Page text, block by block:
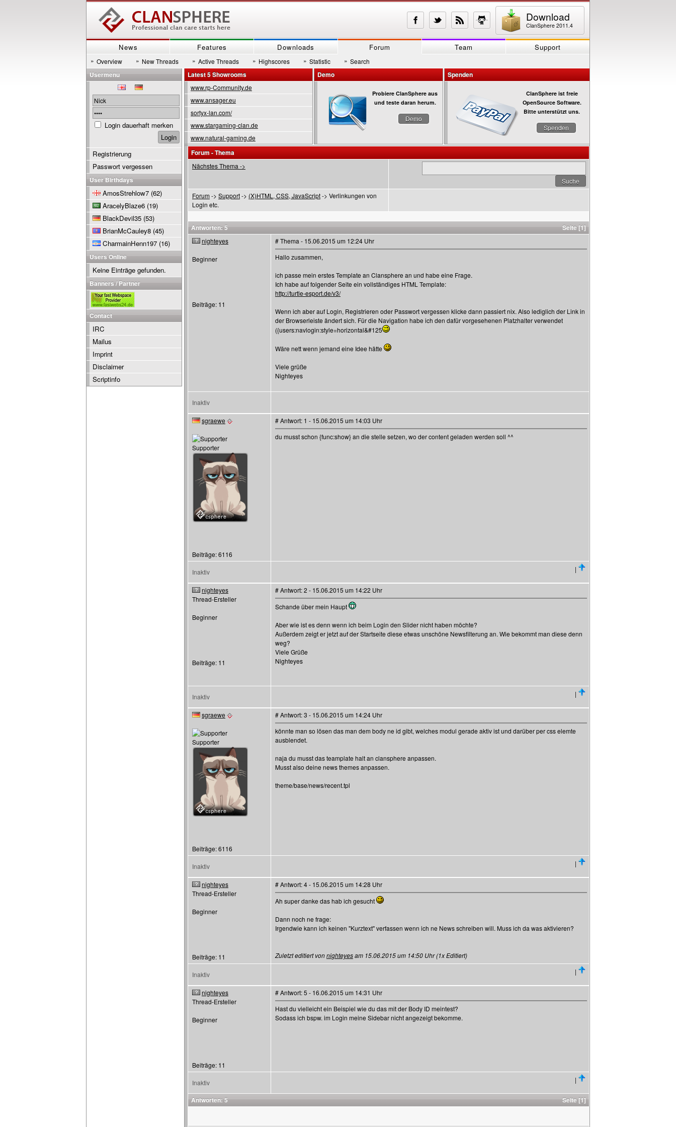
Download
ClanSphere 2011.4
News Features Downloads Forum Team Support
» Overview » New Threads » Active Threads » Highscores » Statistic » Search
Latest 5 Showrooms
www.rp-Community.de
www.ansager.eu
sortyx-lan.com/
www.stargaming-clan.de
www.natural-gaming.de
Demo
Probiere ClanSphere aus
und teste daran herum.
Demo
Spenden
ClanSphere ist freie
OpenSource Software.
Bitte unterstützt uns.
Spenden
Forum - Thema
Nächstes Thema ->
Forum-> Support-> (X)HTML, CSS, JavaScript-> Verlinkungen von
Login etc.
Antworten: 5 Seite [1]
nighteyes
Beginner
Beiträge: 11
# Thema - 15.06.2015 um 12:24 Uhr
Hallo zusammen,
ich passe mein erstes Template an Clansphere an und habe eine Frage.
Ich habe auf folgender Seite ein vollständiges HTML Template:
http://turtle-esport.de/v3/
Wenn ich aber auf Login, Registrieren oder Passwort vergessen klicke dann passiert nix. Also lediglich der Link in
der Browserleiste ändert sich. Für die Navigation habe ich den dafür vorgesehenen Platzhalter verwendet
({users:navlogin:style=horizontal&#125
Wäre nett wenn jemand eine Idee hätte
Viele grüße
Nighteyes
Inaktiv
sgraewe
Supporter
Beiträge: 6116
# Antwort: 1 - 15.06.2015 um 14:03 Uhr
du musst schon {func:show} an die stelle setzen, wo der content geladen werden soll ^^
Inaktiv |
nighteyes
Thread-Ersteller
Beginner
Beiträge: 11
# Antwort: 2 - 15.06.2015 um 14:22 Uhr
Schande über mein Haupt
Aber wie ist es denn wenn ich beim Login den Slider nicht haben möchte?
Außerdem zeigt er jetzt auf der Startseite diese etwas unschöne Newsfilterung an. Wie bekommt man diese denn
weg?
Viele Grüße
Nighteyes
Inaktiv |
sgraewe
Supporter
Beiträge: 6116
# Antwort: 3 - 15.06.2015 um 14:24 Uhr
könnte man so lösen das man dem body ne id gibt, welches modul gerade aktiv ist und darüber per css elemte
ausblendet.
naja du musst das teamplate halt an clansphere anpassen.
Musst also deine news themes anpassen.
theme/base/news/recent.tpl
Inaktiv |
nighteyes
Thread-Ersteller
Beginner
Beiträge: 11
# Antwort: 4 - 15.06.2015 um 14:28 Uhr
Ah super danke das hab ich gesucht
Dann noch ne frage:
Irgendwie kann ich keinen "Kurztext" verfassen wenn ich ne News schreiben will. Muss ich da was aktivieren?
Zuletzt editiert vonnighteyesam 15.06.2015 um 14:50 Uhr (1x Editiert)
Inaktiv |
nighteyes
Thread-Ersteller
Beginner
Beiträge: 11
# Antwort: 5 - 16.06.2015 um 14:31 Uhr
Hast du vielleicht ein Beispiel wie du das mit der Body ID meintest?
Sodass ich bspw. im Login meine Sidebar nicht angezeigt bekomme.
Inaktiv |
Antworten: 5 Seite [1]
Usermenu
Login dauerhaft merken
Registrierung
Passwort vergessen
User Birthdays
AmosStrehlow7 (62)
AracelyBlaze6 (19)
BlackDevil35 (53)
BrianMcCauley8 (45)
CharmainHenn197 (16)
Users Online
Keine Einträge gefunden.
Banners / Partner
Contact
IRC
Mailus
Imprint
Disclaimer
Scriptinfo